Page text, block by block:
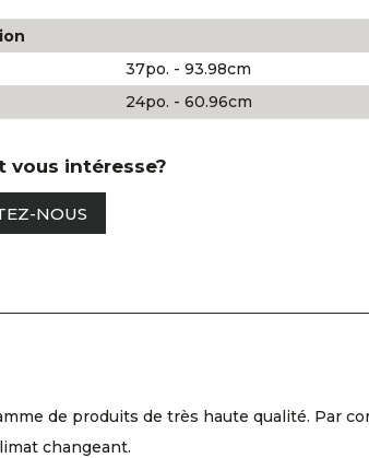
37po. - 93.98cm
24po. - 60.96cm
vous intéresse?
NOUS
de produits de très haute qualité. Par
changeant.